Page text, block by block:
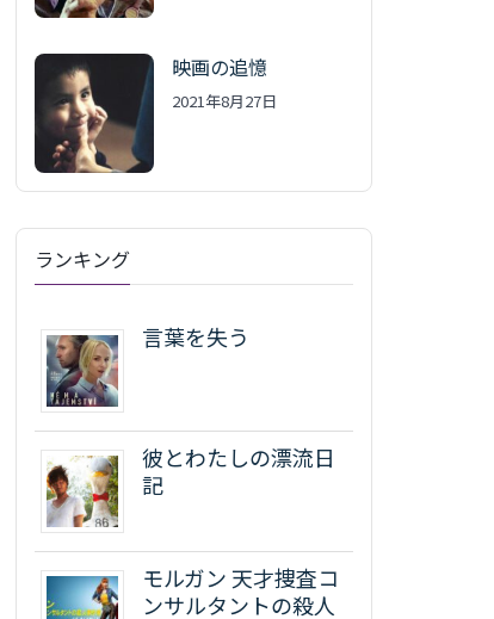
映画の追憶
2021年8月27日
ランキング
言葉を失う
彼とわたしの漂流日
記
モルガン 天才捜査コ
ンサルタントの殺人